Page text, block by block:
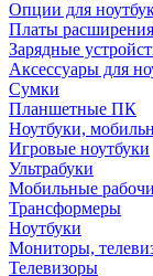
Опции для
Платы
Зарядные
Аксессуары для
Сумки
Планшетные ПК
Ноутбуки,
Игровые ноутбуки
Ультрабуки
Мобильные
Трансформеры
Ноутбуки
Мониторы,
Телевизоры